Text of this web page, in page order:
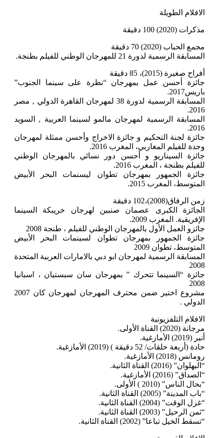
الافلام الطويلة
مذكرات (2020) 100 دقيقة
مجمع الحباب (2020) 70 دقيقة
المسابقة الرسمية لدورة 21 للمهرجان الوطني للفيلم بطنجة.
أفراح صغيرة (2015)، 85 دقيقة
جائزة أحسن عمل بمهرجان “نظرة على سينما الجنوب”
باريس2017.
المسابقة الرسمية لدورة 38 لمهرجان القاهرة الدولي , مصر
2016.
المسابقة الرسمية لمهرجان مالمو لسينما العربية , السويد
2016.
جائزة لجنة التحكيم و جائزة الاخراج وأحسن ممثلة لمهرجان
وجدة للفيلم المغاربي، المغرب 2016.
جائزة السيناريو و أحسن دور نسائي بالمهرجان الوطني
للفيلم بطنجة ، المغرب 2016.
جائزة الجمهور بمهرجان تطوان ليسنمات البحر الأبيض
المتوسط، المغرب 2015.
زمن الرفاق(2008)،102 دقيقة
الجائزة الكبرى عصمان صنبين لهرجان خريبكة السينما
الإفريقية. المغرب 2009.
جائزو العمل الأول بالمهرجان الوطني للفيلم ، طنجة 2008
جائزة الجمهور بمهرجان تطوان لسينمات البحر الأبيض
المتوسط، تطوان 2009
المسابقة الرسمية لمهرجان ابو دبي بالامارات العربية المتحدة
2008
جائزة “السينما تتحرك ” بمهرجان سان سبستيان ، اسبانيا
2008
مشروع اختير ضمن محترف المهرجان لمهرجان كان 2007
الدولي .
الافلام التلفزيونية
مرجانة (2020) القناة الأولى.
أنير (2019) الأمازغية.
حادة (أربعة حلقات/ 52 دقيقة ) (2019) الأمازغية.
رومانس (2018) الأمازغية.
“البهلوان” (2016) القناة الثانية.
“الصداق” (2016) الأمازغية.
“بحال الناس” (2010 ) الأولى.
“باب المدينة” (2005) القناة الثانية.
“غزل الوقت” (2004) القناة الثانية.
“ثمن الرحيل” (2003) القناة الثانية.
“تسقط الخيل تباعا” (2002) القناة الثانية.